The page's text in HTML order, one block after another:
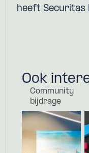
heeft Securitas
Ook
Community
bijdrage